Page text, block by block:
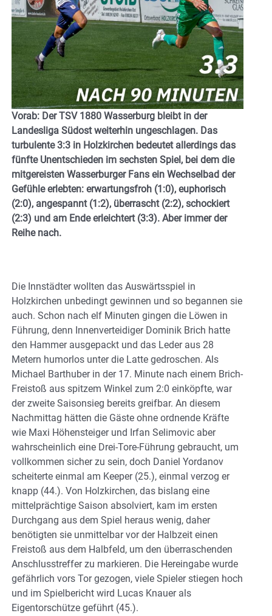
Vorab: Der TSV 1880 Wasserburg bleibt in der
Landesliga Südost weiterhin ungeschlagen. Das
turbulente 3:3 in Holzkirchen bedeutet allerdings das
fünfte Unentschieden im sechsten Spiel, bei dem die
mitgereisten Wasserburger Fans ein Wechselbad der
Gefühle erlebten: erwartungsfroh (1:0), euphorisch
(2:0), angespannt (1:2), überrascht (2:2), schockiert
(2:3) und am Ende erleichtert (3:3). Aber immer der
Reihe nach.
Die Innstädter wollten das Auswärtsspiel in
Holzkirchen unbedingt gewinnen und so begannen sie
auch. Schon nach elf Minuten gingen die Löwen in
Führung, denn Innenverteidiger Dominik Brich hatte
den Hammer ausgepackt und das Leder aus 28
Metern humorlos unter die Latte gedroschen. Als
Michael Barthuber in der 17. Minute nach einem Brich-
Freistoß aus spitzem Winkel zum 2:0 einköpfte, war
der zweite Saisonsieg bereits greifbar. An diesem
Nachmittag hätten die Gäste ohne ordnende Kräfte
wie Maxi Höhensteiger und Irfan Selimovic aber
wahrscheinlich eine Drei-Tore-Führung gebraucht, um
vollkommen sicher zu sein, doch Daniel Yordanov
scheiterte einmal am Keeper (25.), einmal verzog er
knapp (44.). Von Holzkirchen, das bislang eine
mittelprächtige Saison absolviert, kam im ersten
Durchgang aus dem Spiel heraus wenig, daher
benötigten sie unmittelbar vor der Halbzeit einen
Freistoß aus dem Halbfeld, um den überraschenden
Anschlusstreffer zu markieren. Die Hereingabe wurde
gefährlich vors Tor gezogen, viele Spieler stiegen hoch
und im Spielbericht wird Lucas Knauer als
Eigentorschütze geführt (45.).